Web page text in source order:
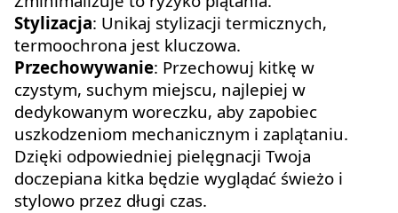
Stylizacja: Unikaj stylizacji termicznych,
termoochrona jest kluczowa.
Przechowywanie: Przechowuj kitkę w
czystym, suchym miejscu, najlepiej w
dedykowanym woreczku, aby zapobiec
uszkodzeniom mechanicznym i zaplątaniu.
Dzięki odpowiedniej pielęgnacji Twoja
doczepiana kitka będzie wyglądać świeżo i
stylowo przez długi czas.